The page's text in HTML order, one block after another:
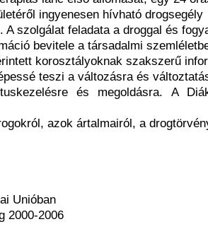
ingyenesen hívható drogsegély
A szolgálat feladata a droggal és
bevitele a társadalmi
korosztályoknak szakszerű
teszi a változásra és
és megoldásra. A
azok ártalmairól, a
Unióban
2000-2006